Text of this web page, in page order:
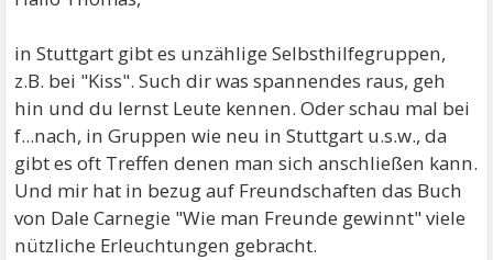
in Stuttgart gibt es unzählige Selbsthilfegruppen,
z.B. bei "Kiss". Such dir was spannendes raus, geh
hin und du lernst Leute kennen. Oder schau mal bei
f...nach, in Gruppen wie neu in Stuttgart u.s.w., da
gibt es oft Treffen denen man sich anschließen kann.
Und mir hat in bezug auf Freundschaften das Buch
von Dale Carnegie "Wie man Freunde gewinnt" viele
nützliche Erleuchtungen gebracht.